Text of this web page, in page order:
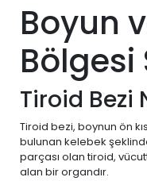
Boyun
Bölgesi
Tiroid Bezi
Tiroid bezi, boynun ön
bulunan kelebek
parçası olan tiroid,
alan bir organdır.